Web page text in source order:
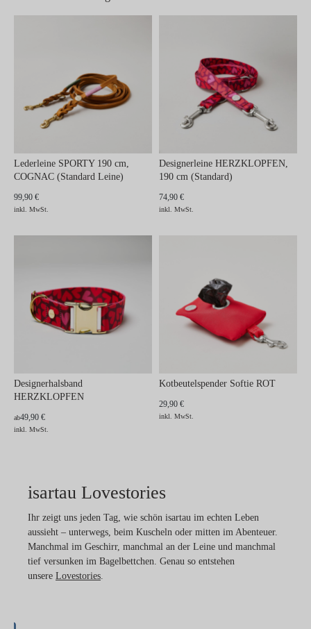
Lederleine SPORTY 190 cm,
COGNAC (Standard Leine)
99,90 €
inkl. MwSt.
Designerleine HERZKLOPFEN,
190 cm (Standard)
74,90 €
inkl. MwSt.
Designerhalsband
HERZKLOPFEN
ab49,90 €
inkl. MwSt.
Kotbeutelspender Softie ROT
29,90 €
inkl. MwSt.
isartau Lovestories
Ihr zeigt uns jeden Tag, wie schön isartau im echten Leben
aussieht – unterwegs, beim Kuscheln oder mitten im Abenteuer.
Manchmal im Geschirr, manchmal an der Leine und manchmal
tief versunken im Bagelbettchen. Genau so entstehen
unsere Lovestories.